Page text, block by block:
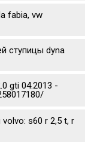
fabia, vw
ступицы dyna
gti 04.2013 -
s60 r 2,5 t, r